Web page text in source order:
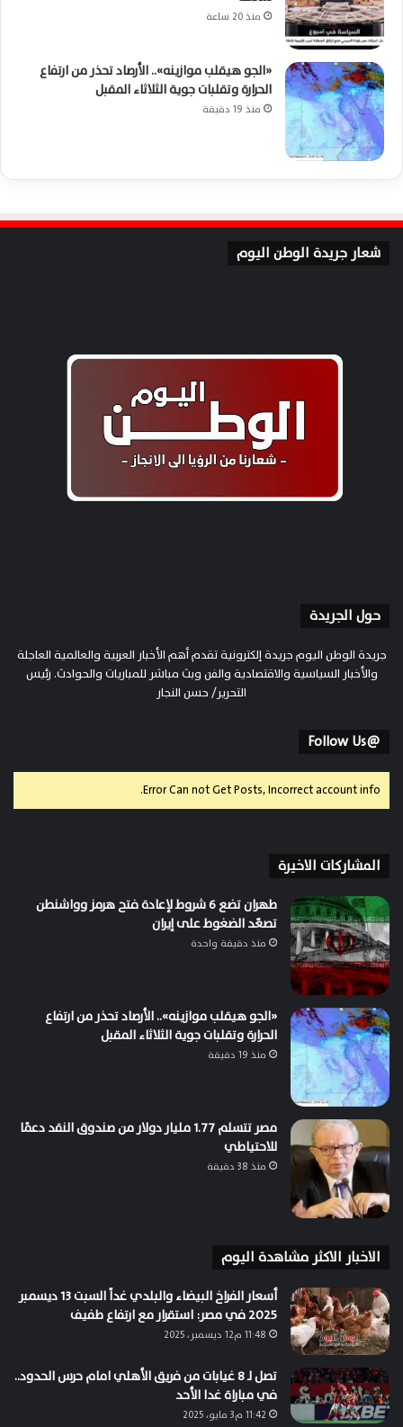
منذ 20 ساعة
«الجو هيقلب موازينه».. الأرصاد تحذر من ارتفاع
الحرارة وتقلبات جوية الثلاثاء المقبل
منذ 19 دقيقة
شعار جريدة الوطن اليوم
حول الجريدة
جريدة الوطن اليوم جريدة إلكترونية تقدم أهم الأخبار العربية والعالمية العاجلة
والأخبار السياسية والاقتصادية والفن وبث مباشر للمباريات والحوادث. رئيس
التحرير/ حسن النجار
@Follow Us
Error Can not Get Posts, Incorrect account info.
المشاركات الاخيرة
طهران تضع 6 شروط لإعادة فتح هرمز وواشنطن
تصعّد الضغوط على إيران
منذ دقيقة واحدة
«الجو هيقلب موازينه».. الأرصاد تحذر من ارتفاع
الحرارة وتقلبات جوية الثلاثاء المقبل
منذ 19 دقيقة
مصر تتسلم 1.77 مليار دولار من صندوق النقد دعمًا
للاحتياطي
منذ 38 دقيقة
الاخبار الاكثر مشاهدة اليوم
أسعار الفراخ البيضاء والبلدي غداً السبت 13 ديسمبر
2025 في مصر: استقرار مع ارتفاع طفيف
11:48 م12 ديسمبر، 2025
تصل لـ 8 غيابات من فريق الأهلي امام حرس الحدود..
في مباراة غدا الأحد
11:42 م3 مايو، 2025